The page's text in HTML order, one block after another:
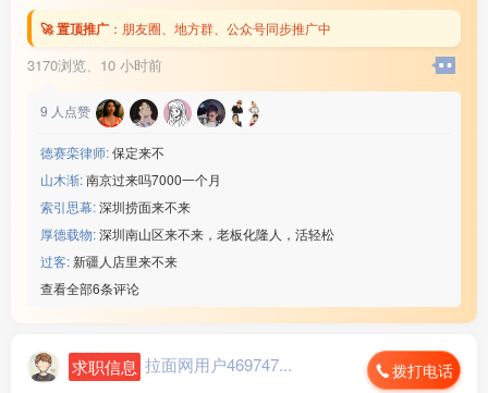
🚀 置顶推广 ： 朋友圈、地方群、公众号同步推广中
3170浏览、 10 小时前
9 人点赞
德赛栾律师:保定来不
山木渐:南京过来吗7000一个月
索引思幕:深圳捞面来不来
厚德载物:深圳南山区来不来，老板化隆人，活轻松
过客:新疆人店里来不来
查看全部6条评论
求职信息 拉面网用户469747... 拨打电话